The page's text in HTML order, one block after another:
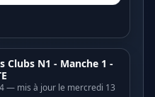
Clubs N1 - Manche 1 -
— mis à jour le mercredi 13